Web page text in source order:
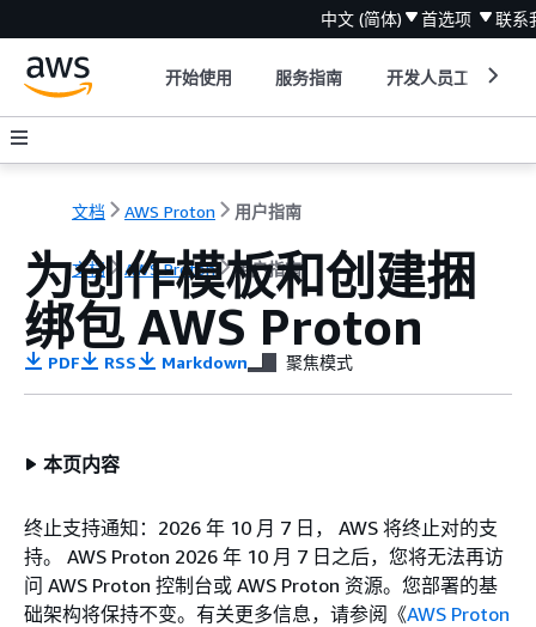
中文 (简体) 首选项 联系
开始使用 服务指南 开发人员工具
文档 AWS Proton 用户指南
文档 AWS Proton 用户指南
为创作模板和创建捆
绑包 AWS Proton
PDF RSS Markdown 聚焦模式
本页内容
终止支持通知：2026 年 10 月 7 日， AWS 将终止对的支
持。 AWS Proton 2026 年 10 月 7 日之后，您将无法再访
问 AWS Proton 控制台或 AWS Proton 资源。您部署的基
础架构将保持不变。有关更多信息，请参阅《AWS Proton